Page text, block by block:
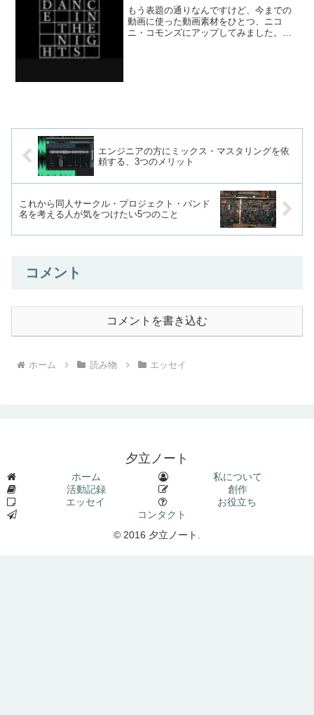
もう表題の通りなんですけど、今までの
動画に使った動画素材をひとつ、ニコ
ニ・コモンズにアップしてみました。
エンジニアの方にミックス・マスタリングを依
頼する、3つのメリット
これから同人サークル・プロジェクト・バンド
名を考える人が気をつけたい5つのこと
コメント
コメントを書き込む
ホーム 読み物 エッセイ
夕立ノート
ホーム
私について
活動記録
創作
エッセイ
お役立ち
コンタクト
© 2016 夕立ノート.